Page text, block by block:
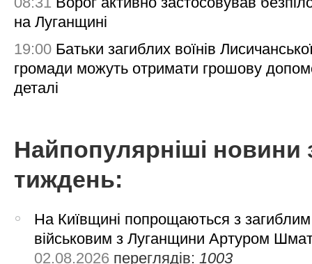
на Луганщині
19:00 Батьки загиблих воїнів
громади можуть отримати грошову
деталі
Найпопулярніші новини
тиждень:
На Київщині попрощаються з загиблим
військовим з Луганщини Артуром
02.08.2026 переглядів: 1003